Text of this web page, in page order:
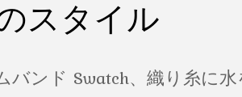
スタイル
バンド Swatch、織り糸に